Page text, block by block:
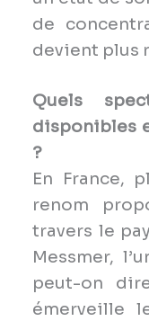
de
devient plus
Quels
disponibles
?
En France,
renom
travers le
Messmer,
peut-on
émerveille